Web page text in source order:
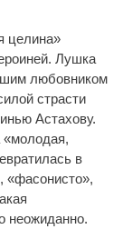
целина»
Лушка
любовником
страсти
Астахову.
«молодая,
в
«фасонисто»,
неожиданно.